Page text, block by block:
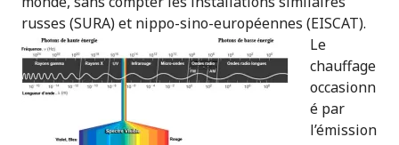
russes (SURA) et nippo-sino-européennes (EISCAT).
Le
chauffage
occasionn
é par
l’émission